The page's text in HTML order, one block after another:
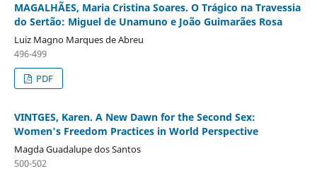
MAGALHÃES, Maria Cristina Soares. O Trágico na Travessia
do Sertão: Miguel de Unamuno e João Guimarães Rosa
Luiz Magno Marques de Abreu
496-499
PDF
VINTGES, Karen. A New Dawn for the Second Sex:
Women's Freedom Practices in World Perspective
Magda Guadalupe dos Santos
500-502